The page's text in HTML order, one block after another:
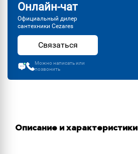
Онлайн-чат
Официальный дилер
сантехники Cezares
Связаться
Можно написать или
позвонить
Описание и характеристики